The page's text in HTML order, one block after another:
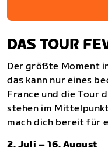
DAS TOUR
Der größte Moment
das kann nur eines
France und die Tour
stehen im
mach dich bereit für